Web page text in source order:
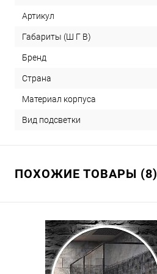
Артикул
Габариты (Ш Г В)
Бренд
Страна
Материал корпуса
Вид подсветки
ПОХОЖИЕ ТОВАРЫ (8)